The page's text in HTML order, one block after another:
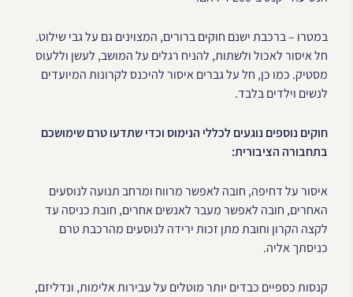
במטרו – ברכבת ישנם חוקים ברורים, המצוינים גם על גבי שילוט.
חל איסור לאכול ולשתות, להניח רגלים על המושב, לעשן וללעוס
מסטיק. כמו כן, חל על גברים איסור להיכנס לקרונות המיועדים
לנשים וילדים בלבד.
חוקים נוספים נוגעים לכללי הנימוס וכדי שתדעו טרם שימושכם
בתחבורה הציבורית:
איסור על דחיפה, חובה לאפשר מרווח ומרחב תנועה לנוסעים
האחרים, חובה לאפשר מעבר לאנשים אחרים, חובת כניסה עד
לקצה הקרון וחובת מתן זכות ירידה לנוסעים מהרכבת טרם
כניסתך אליה.
קנסות כספיים כבדים יותר מוטלים על עבירות אלימות, ונדליזם,